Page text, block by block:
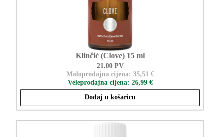
Klinčić (Clove) 15 ml
21.00 PV
Maloprodajna cijena: 35,51 €
Veleprodajna cijena: 26,99 €
Dodaj u košaricu